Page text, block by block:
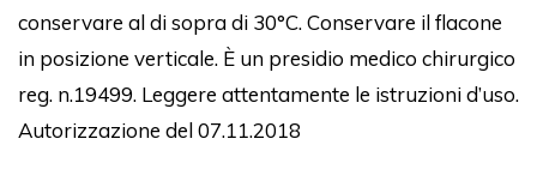
conservare al di sopra di 30°C. Conservare il flacone
in posizione verticale. È un presidio medico chirurgico
reg. n.19499. Leggere attentamente le istruzioni d’uso.
Autorizzazione del 07.11.2018